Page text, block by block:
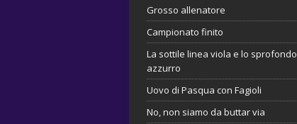
Grosso allenatore
Campionato finito
La sottile linea viola e lo sprofondo
azzurro
Uovo di Pasqua con Fagioli
No, non siamo da buttar via